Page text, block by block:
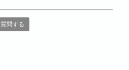
質問する